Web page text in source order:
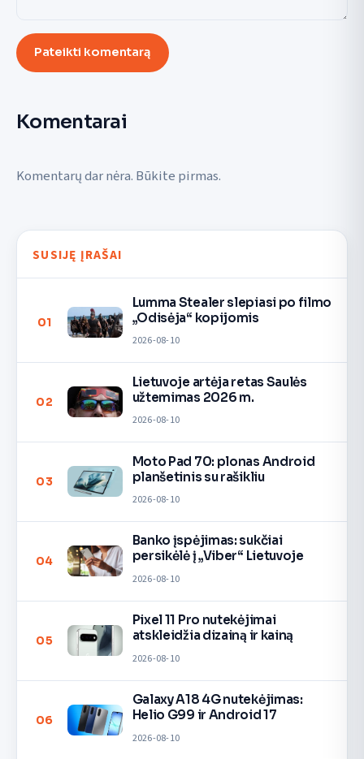
Pateikti komentarą
Komentarai
Komentarų dar nėra. Būkite pirmas.
SUSIJĘ ĮRAŠAI
01
Lumma Stealer slepiasi po filmo
„Odisėja“ kopijomis
2026-08-10
02
Lietuvoje artėja retas Saulės
užtemimas 2026 m.
2026-08-10
03
Moto Pad 70: plonas Android
planšetinis su rašikliu
2026-08-10
04
Banko įspėjimas: sukčiai
persikėlė į „Viber“ Lietuvoje
2026-08-10
05
Pixel 11 Pro nutekėjimai
atskleidžia dizainą ir kainą
2026-08-10
06
Galaxy A18 4G nutekėjimas:
Helio G99 ir Android 17
2026-08-10